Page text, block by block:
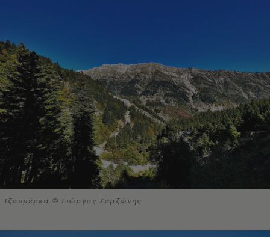
Τζουμέρκα © Γιώργος Ζαρζώνης